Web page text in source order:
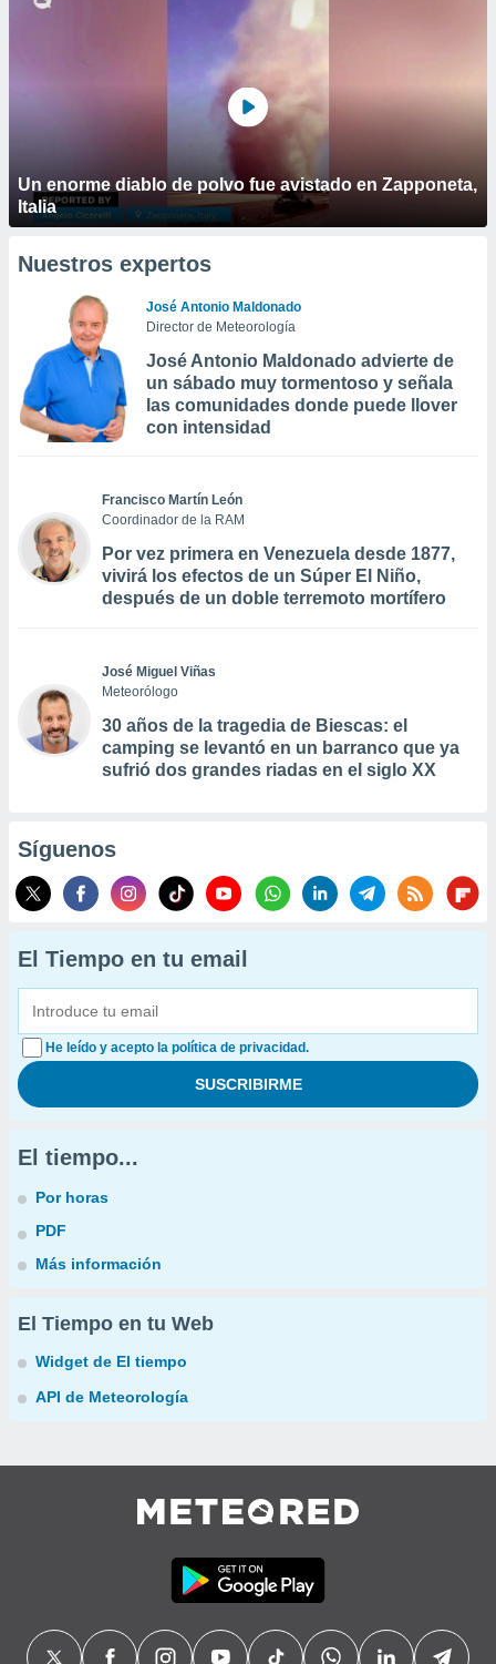
Un enorme diablo de polvo fue avistado en Zapponeta,
Italia
Nuestros expertos
José Antonio Maldonado
Director de Meteorología
José Antonio Maldonado advierte de
un sábado muy tormentoso y señala
las comunidades donde puede llover
con intensidad
Francisco Martín León
Coordinador de la RAM
Por vez primera en Venezuela desde 1877,
vivirá los efectos de un Súper El Niño,
después de un doble terremoto mortífero
José Miguel Viñas
Meteorólogo
30 años de la tragedia de Biescas: el
camping se levantó en un barranco que ya
sufrió dos grandes riadas en el siglo XX
Síguenos
El Tiempo en tu email
He leído y acepto la política de privacidad.
El tiempo...
Por horas
PDF
Más información
El Tiempo en tu Web
Widget de El tiempo
API de Meteorología